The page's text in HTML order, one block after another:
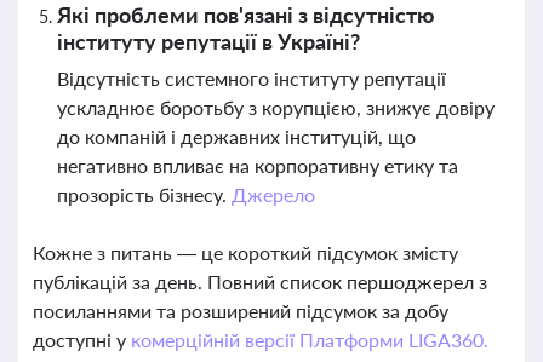
Які проблеми пов'язані з відсутністю
інституту репутації в Україні?
Відсутність системного інституту репутації
ускладнює боротьбу з корупцією, знижує довіру
до компаній і державних інституцій, що
негативно впливає на корпоративну етику та
прозорість бізнесу. Джерело
Кожне з питань — це короткий підсумок змісту
публікацій за день. Повний список першоджерел з
посиланнями та розширений підсумок за добу
доступні у комерційній версії Платформи LIGA360.